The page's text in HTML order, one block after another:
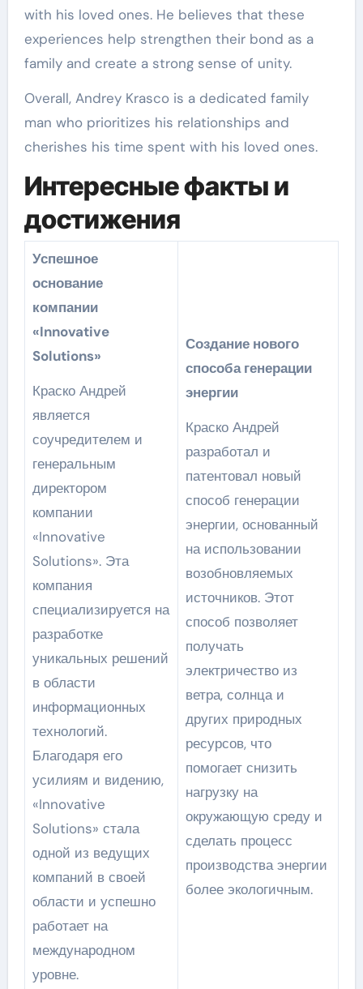
with his loved ones. He believes that these
experiences help strengthen their bond as a
family and create a strong sense of unity.
Overall, Andrey Krasco is a dedicated family
man who prioritizes his relationships and
cherishes his time spent with his loved ones.
Интересные факты и
достижения
Успешное
основание
компании
«Innovative
Solutions»
Краско Андрей
является
соучредителем и
генеральным
директором
компании
«Innovative
Solutions». Эта
компания
специализируется на
разработке
уникальных решений
в области
информационных
технологий.
Благодаря его
усилиям и видению,
«Innovative
Solutions» стала
одной из ведущих
компаний в своей
области и успешно
работает на
международном
уровне.
Создание нового
способа генерации
энергии
Краско Андрей
разработал и
патентовал новый
способ генерации
энергии, основанный
на использовании
возобновляемых
источников. Этот
способ позволяет
получать
электричество из
ветра, солнца и
других природных
ресурсов, что
помогает снизить
нагрузку на
окружающую среду и
сделать процесс
производства энергии
более экологичным.